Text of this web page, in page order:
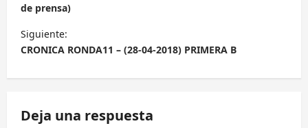
v
e
g
a
i
de prensa)
Siguiente:
CRONICA RONDA11 – (28-04-2018) PRIMERA B
Deja una respuesta